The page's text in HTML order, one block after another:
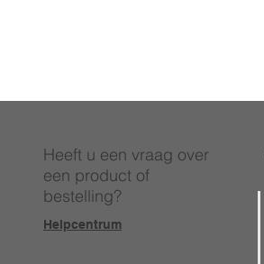
Heeft u een vraag over
een product of
bestelling?
Helpcentrum